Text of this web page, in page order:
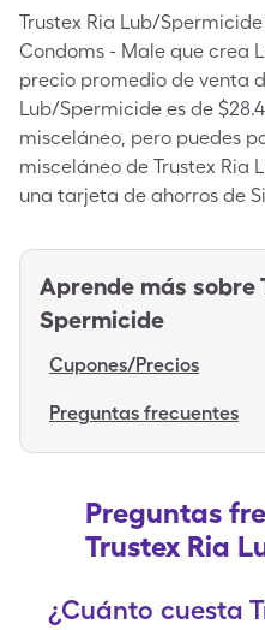
Trustex Ria Lub/
Condoms - Male que crea
precio promedio de venta
Lub/Spermicide es de
misceláneo, pero puedes
misceláneo de Trustex Ria
una tarjeta de ahorros de
Aprende más sobre
Spermicide
Cupones/Precios
Preguntas frecuentes
Preguntas
Trustex Ria
¿Cuánto cuesta